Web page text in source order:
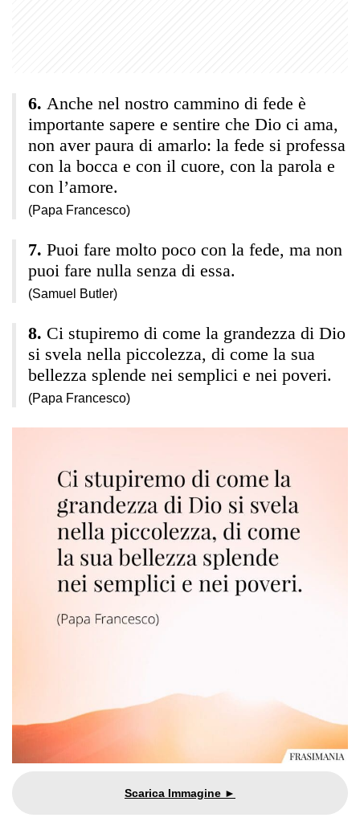
Anche nel nostro cammino di fede è
importante sapere e sentire che Dio ci ama,
non aver paura di amarlo: la fede si professa
con la bocca e con il cuore, con la parola e
con l’amore.
(Papa Francesco)
Puoi fare molto poco con la fede, ma non
puoi fare nulla senza di essa.
(Samuel Butler)
Ci stupiremo di come la grandezza di Dio
si svela nella piccolezza, di come la sua
bellezza splende nei semplici e nei poveri.
(Papa Francesco)